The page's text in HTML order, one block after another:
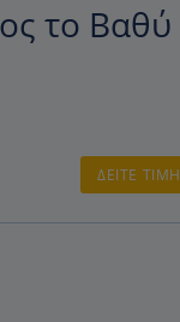
το Βαθύ
ΔΕΙΤΕ ΤΙΜΗ